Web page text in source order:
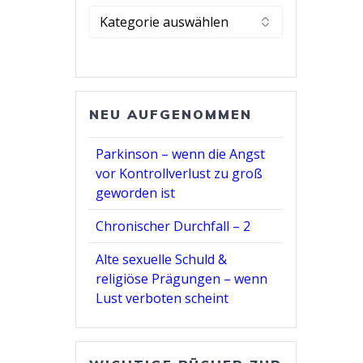
Kategorie
NEU AUFGENOMMEN
Parkinson – wenn die Angst
vor Kontrollverlust zu groß
geworden ist
Chronischer Durchfall – 2
Alte sexuelle Schuld &
religiöse Prägungen – wenn
Lust verboten scheint